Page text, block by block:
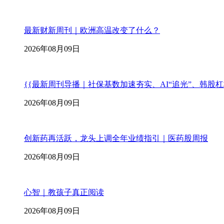
最新财新周刊｜欧洲高温改变了什么？
2026年08月09日
{{最新周刊导播｜社保基数加速夯实、AI“追光”、韩股
2026年08月09日
创新药再活跃，龙头上调全年业绩指引｜医药股周报
2026年08月09日
心智｜教孩子真正阅读
2026年08月09日